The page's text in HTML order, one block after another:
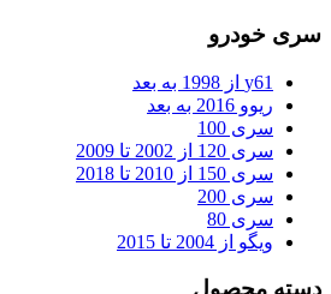
سری خودرو
y61 از 1998 به بعد
ریوو 2016 به بعد
سری 100
سری 120 از 2002 تا 2009
سری 150 از 2010 تا 2018
سری 200
سری 80
ویگو از 2004 تا 2015
دسته محصول